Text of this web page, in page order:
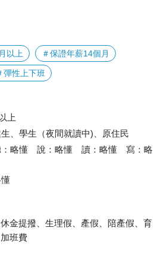
以上 ＃保證年薪14個月
彈性上下班
上
、學生（夜間就讀中)、原住民
略懂 說：略懂 讀：略懂 寫：略
金提撥、生理假、產假、陪產假、育
班費